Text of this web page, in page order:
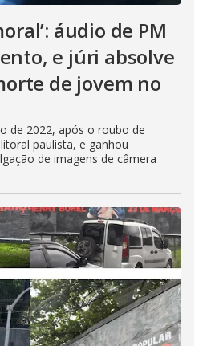
áudio de PM
e júri absolve
de jovem no
de 2022, após o roubo de
paulista, e ganhou
de imagens de câmera